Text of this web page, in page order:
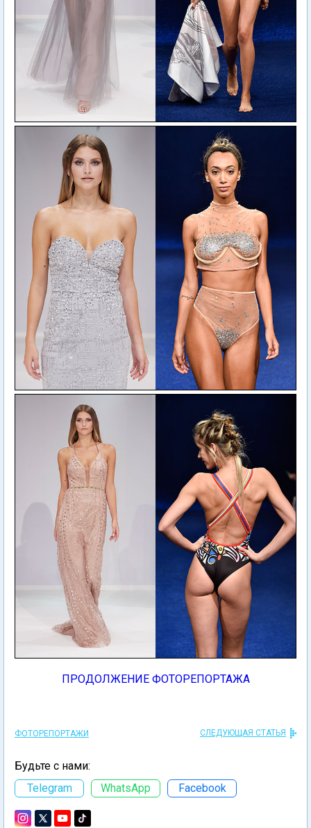
ПРОДОЛЖЕНИЕ ФОТОРЕПОРТАЖА
ФОТОРЕПОРТАЖИ СЛЕДУЮЩАЯ СТАТЬЯ
Будьте с нами:
Telegram
WhatsApp Facebook